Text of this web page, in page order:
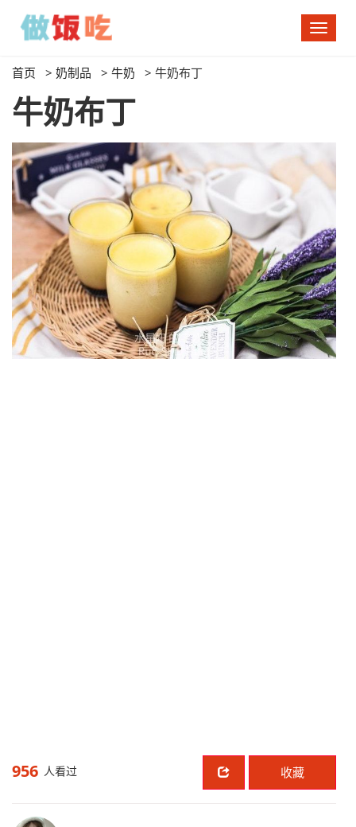
切
换
首页 > 奶制品 > 牛奶 > 牛奶布丁
牛奶布丁
956 人看过 收藏